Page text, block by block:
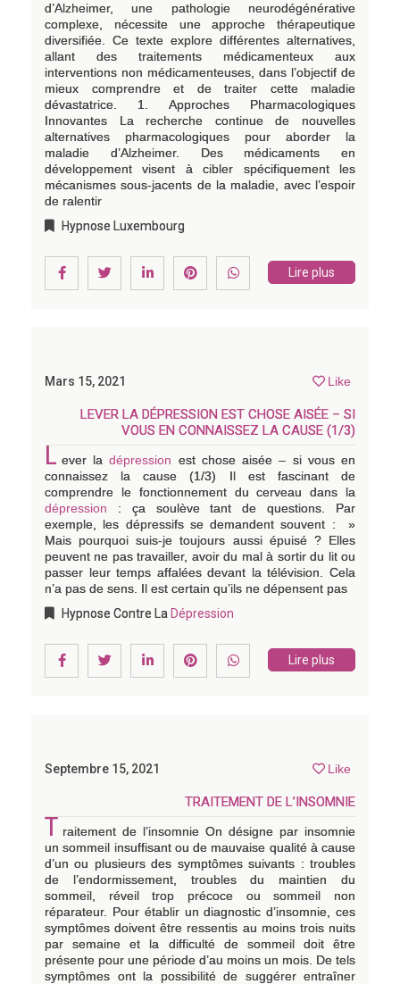
d’Alzheimer, une pathologie neurodégénérative
complexe, nécessite une approche thérapeutique
diversifiée. Ce texte explore différentes alternatives,
allant des traitements médicamenteux aux
interventions non médicamenteuses, dans l’objectif de
mieux comprendre et de traiter cette maladie
dévastatrice. 1. Approches Pharmacologiques
Innovantes La recherche continue de nouvelles
alternatives pharmacologiques pour aborder la
maladie d’Alzheimer. Des médicaments en
développement visent à cibler spécifiquement les
mécanismes sous-jacents de la maladie, avec l’espoir
de ralentir
Hypnose Luxembourg
Lire plus
Mars 15, 2021 Like
LEVER LA DÉPRESSION EST CHOSE AISÉE – SI
VOUS EN CONNAISSEZ LA CAUSE (1/3)
L ever ladépression est chose aisée – si vous en
connaissez la cause (1/3) Il est fascinant de
comprendre le fonctionnement du cerveau dans la
dépression : ça soulève tant de questions. Par
exemple, les dépressifs se demandent souvent : »
Mais pourquoi suis-je toujours aussi épuisé ? Elles
peuvent ne pas travailler, avoir du mal à sortir du lit ou
passer leur temps affalées devant la télévision. Cela
n’a pas de sens. Il est certain qu’ils ne dépensent pas
Hypnose Contre La Dépression
Lire plus
Septembre 15, 2021 Like
TRAITEMENT DE L’INSOMNIE
T raitement de l’insomnie On désigne par insomnie
un sommeil insuffisant ou de mauvaise qualité à cause
d’un ou plusieurs des symptômes suivants : troubles
de l’endormissement, troubles du maintien du
sommeil, réveil trop précoce ou sommeil non
réparateur. Pour établir un diagnostic d’insomnie, ces
symptômes doivent être ressentis au moins trois nuits
par semaine et la difficulté de sommeil doit être
présente pour une période d’au moins un mois. De tels
symptômes ont la possibilité de suggérer entraîner